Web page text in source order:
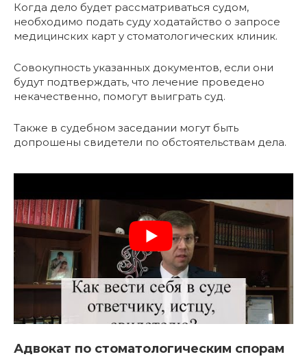
Когда дело будет рассматриваться судом,
необходимо подать суду ходатайство о запросе
медицинских карт у стоматологических клиник.
Совокупность указанных документов, если они
будут подтверждать, что лечение проведено
некачественно, помогут выиграть суд.
Также в судебном заседании могут быть
допрошены свидетели по обстоятельствам дела.
Адвокат по стоматологическим спорам